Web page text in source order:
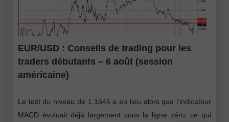
EUR/USD : Conseils de trading pour les
traders débutants – 6 août (session
américaine)
Le test du niveau de 1,1545 a eu lieu alors que l’indicateur
MACD évoluait déjà largement sous la ligne zéro, ce qui